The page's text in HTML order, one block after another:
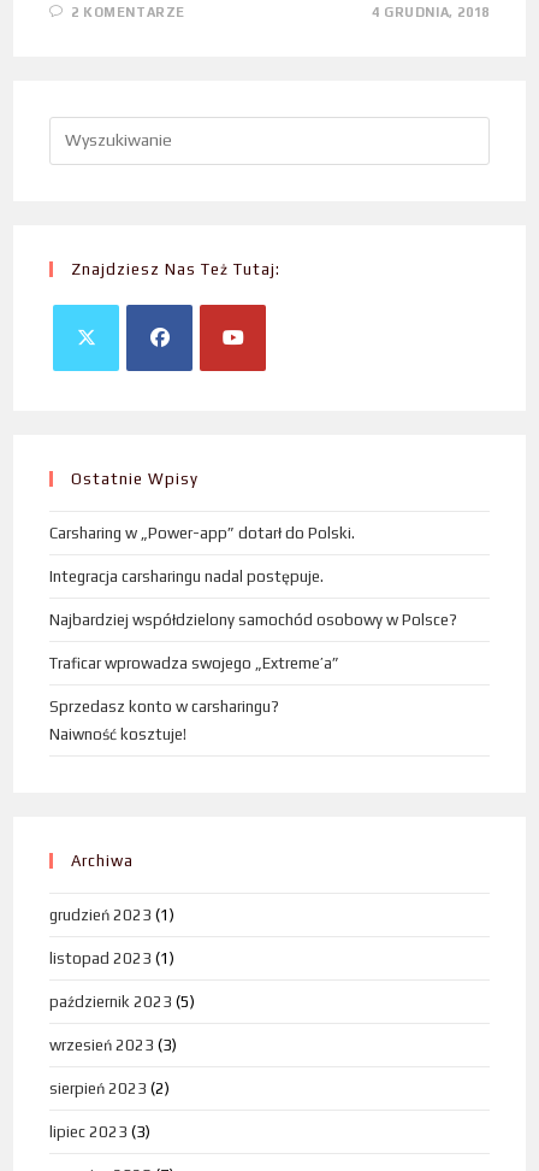
2 KOMENTARZE 4 GRUDNIA, 2018
Znajdziesz Nas Też Tutaj:
Ostatnie Wpisy
Carsharing w „Power-app” dotarł do Polski.
Integracja carsharingu nadal postępuje.
Najbardziej współdzielony samochód osobowy w Polsce?
Traficar wprowadza swojego „Extreme’a”
Sprzedasz konto w carsharingu?
Naiwność kosztuje!
Archiwa
grudzień 2023 (1)
listopad 2023 (1)
październik 2023 (5)
wrzesień 2023 (3)
sierpień 2023 (2)
lipiec 2023 (3)